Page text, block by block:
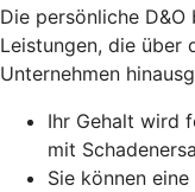
Die persönliche
Leistungen, die über
Unternehmen
Ihr Gehalt wird
mit
Sie können